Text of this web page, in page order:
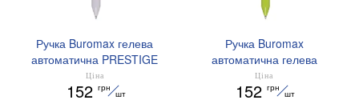
Ручка Buromax гелева
автоматична PRESTIGE
SILVER 0,5 мм сині
чорнила BM.83102
Ціна
152 грн
шт
Ручка Buromax
автоматична гелева
PRESTIGE GOLD 0,5 мм
сині чорнила BM.83101
Ціна
152 грн
шт